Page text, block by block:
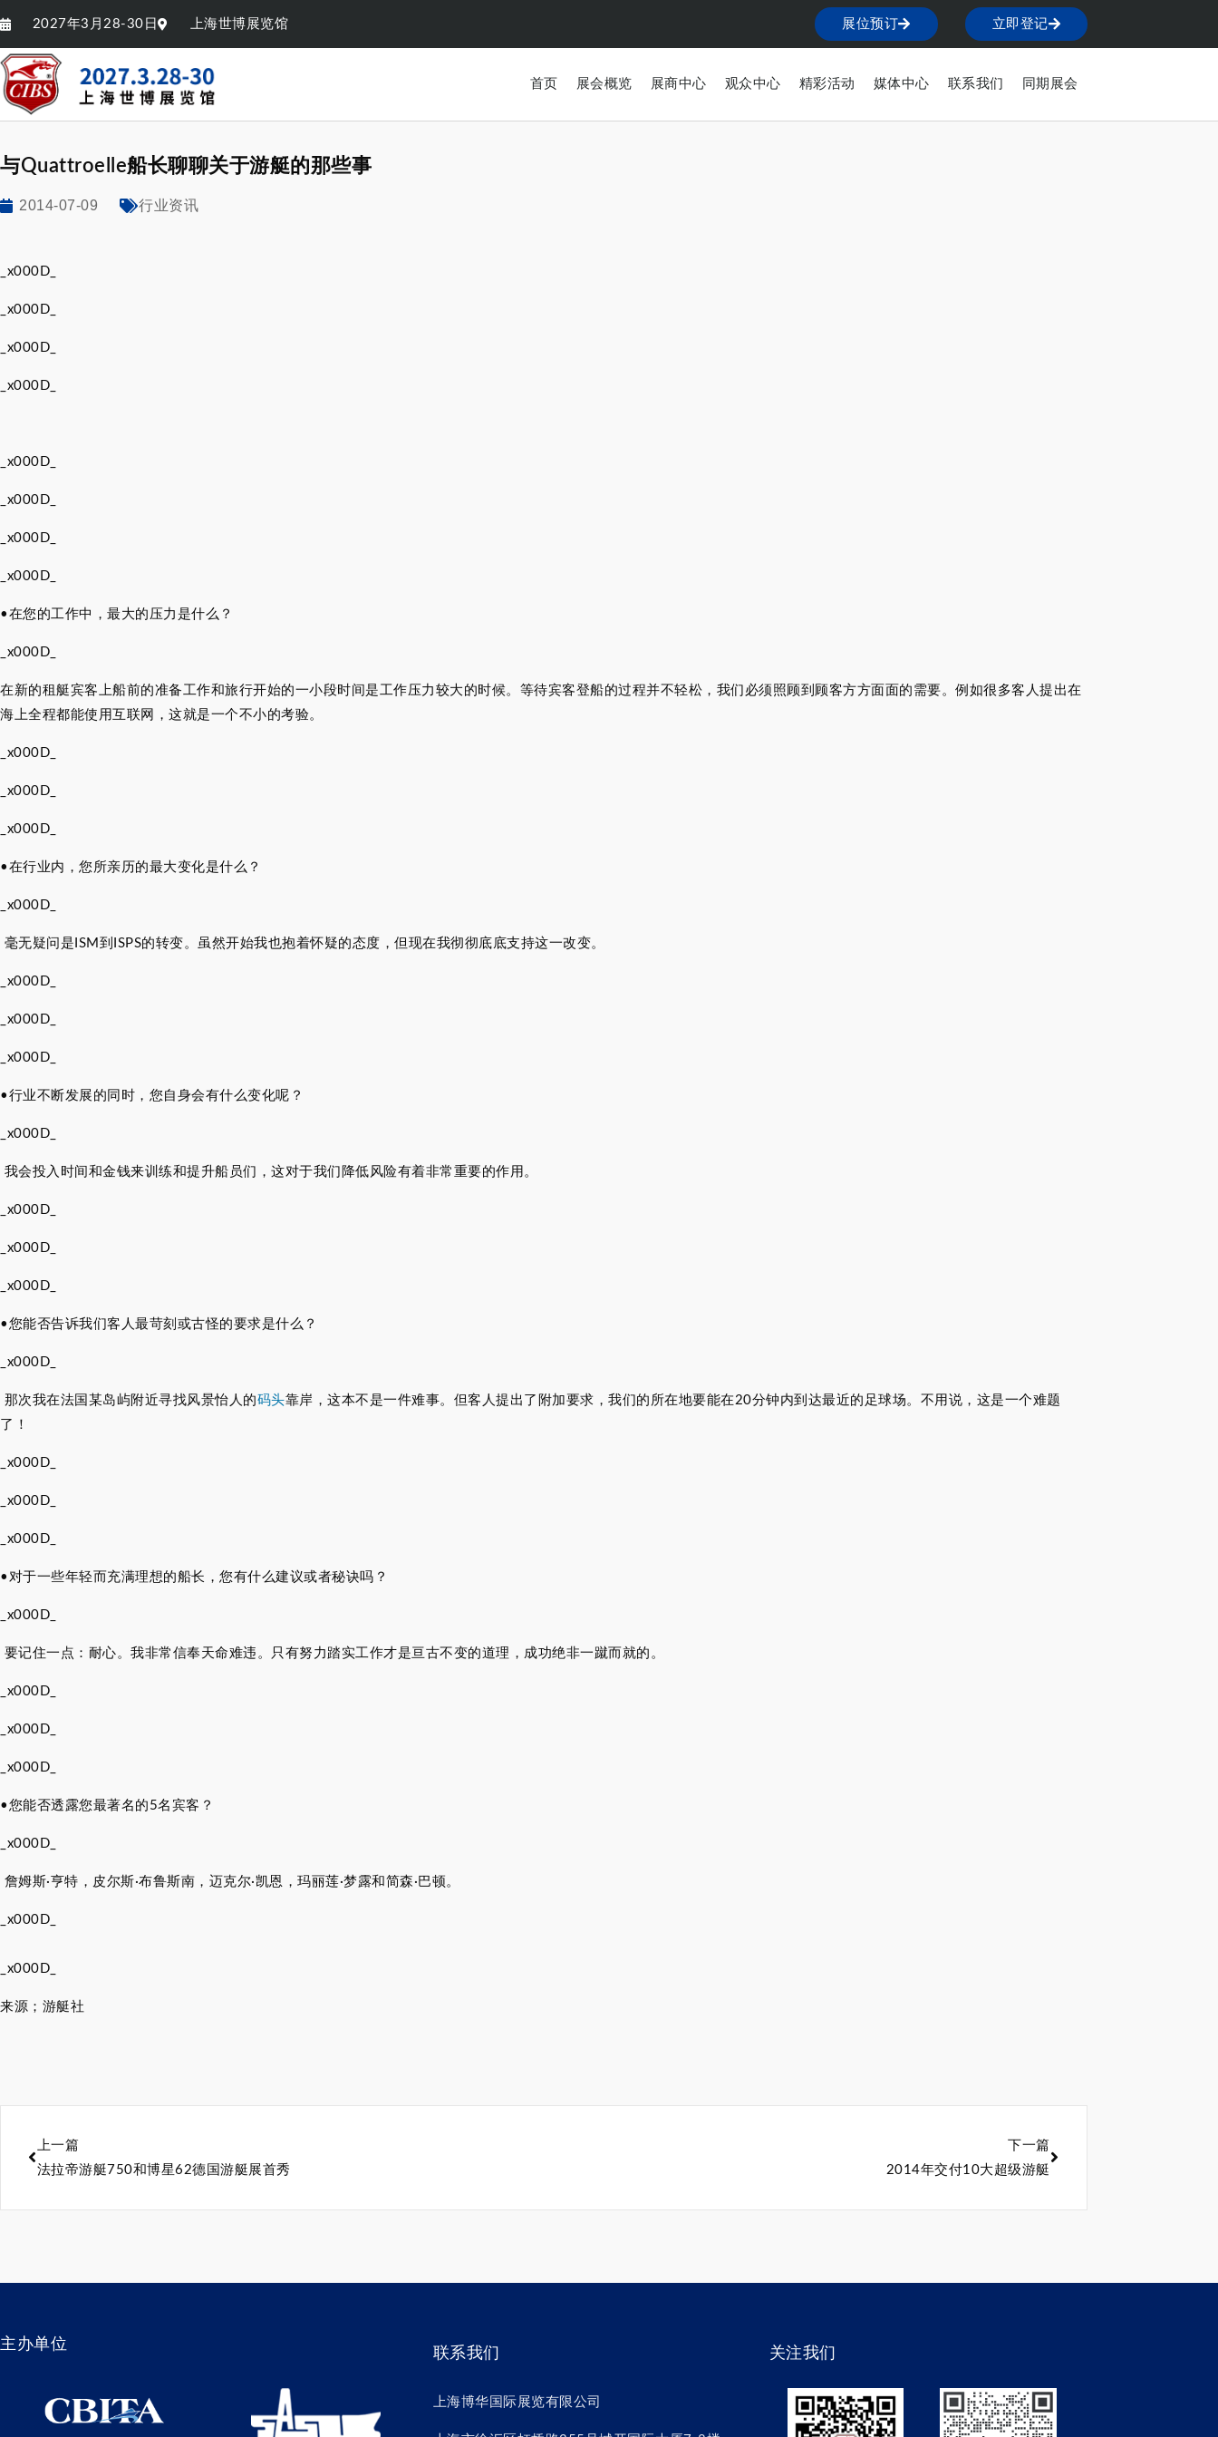
2027年3月28-30日 上海世博展览馆 展位预订 立即登记
首页 展会概览 展商中心 观众中心 精彩活动 媒体中心 联系我们 同期展会
与Quattroelle船长聊聊关于游艇的那些事
2014-07-09 行业资讯
_x000D_
_x000D_
_x000D_
_x000D_
_x000D_
_x000D_
_x000D_
_x000D_
• 在您的工作中，最大的压力是什么？
_x000D_
在新的租艇宾客上船前的准备工作和旅行开始的一小段时间是工作压力较大的时候。等待宾客登船的过程并不轻松，我们必须照顾到顾客方方面面的需要。例如很多客人提出在
海上全程都能使用互联网，这就是一个不小的考验。
_x000D_
_x000D_
_x000D_
• 在行业内，您所亲历的最大变化是什么？
_x000D_
毫无疑问是ISM到ISPS的转变。虽然开始我也抱着怀疑的态度，但现在我彻彻底底支持这一改变。
_x000D_
_x000D_
_x000D_
• 行业不断发展的同时，您自身会有什么变化呢？
_x000D_
我会投入时间和金钱来训练和提升船员们，这对于我们降低风险有着非常重要的作用。
_x000D_
_x000D_
_x000D_
• 您能否告诉我们客人最苛刻或古怪的要求是什么？
_x000D_
那次我在法国某岛屿附近寻找风景怡人的码头靠岸，这本不是一件难事。但客人提出了附加要求，我们的所在地要能在20分钟内到达最近的足球场。不用说，这是一个难题
了！
_x000D_
_x000D_
_x000D_
• 对于一些年轻而充满理想的船长，您有什么建议或者秘诀吗？
_x000D_
要记住一点：耐心。我非常信奉天命难违。只有努力踏实工作才是亘古不变的道理，成功绝非一蹴而就的。
_x000D_
_x000D_
_x000D_
• 您能否透露您最著名的5名宾客？
_x000D_
詹姆斯·亨特，皮尔斯·布鲁斯南，迈克尔·凯恩，玛丽莲·梦露和简森·巴顿。
_x000D_
_x000D_
来源；游艇社
上一篇
法拉帝游艇750和博星62德国游艇展首秀
下一篇
2014年交付10大超级游艇
主办单位
联系我们
上海博华国际展览有限公司
关注我们